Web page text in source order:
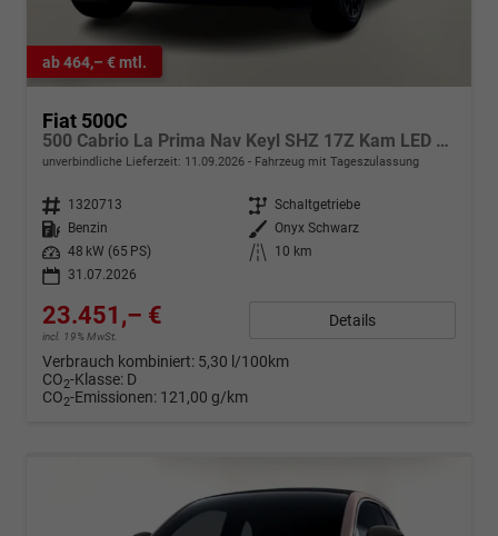
ab 464,– € mtl.
Fiat 500C
500 Cabrio La Prima Nav Keyl SHZ 17Z Kam LED Car
unverbindliche Lieferzeit: 11.09.2026 Fahrzeug mit Tageszulassung
Fahrzeugnr. 1320713 Getriebe Schaltgetriebe
Kraftstoff
Benzin Außenfarbe Onyx Schwarz
Leistung
48 kW (65 PS) Kilometerstand
10 km
31.07.2026
23.451,– €
incl. 19% MwSt.
Details
Verbrauch kombiniert: 5,30 l/100km
CO2-Klasse: D
CO2-Emissionen: 121,00 g/km